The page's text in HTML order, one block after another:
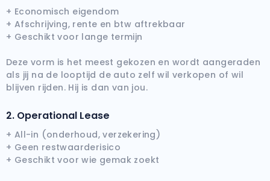
+ Economisch eigendom
+ Afschrijving, rente en btw aftrekbaar
+ Geschikt voor lange termijn
Deze vorm is het meest gekozen en wordt aangeraden
als jij na de looptijd de auto zelf wil verkopen of wil
blijven rijden. Hij is dan van jou.
2. Operational Lease
+ All-in (onderhoud, verzekering)
+ Geen restwaarderisico
+ Geschikt voor wie gemak zoekt